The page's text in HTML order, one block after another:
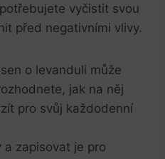
vyčistit svou
před negativními vlivy.
o levanduli může
jak na něj
pro svůj každodenní